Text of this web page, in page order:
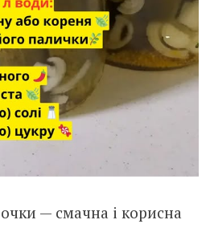
— смачна і корисна